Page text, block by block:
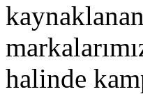
halinde